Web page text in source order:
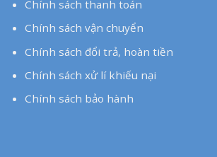
Chính sách đổi trả, hoàn tiền
Chính sách xử lí khiếu nại